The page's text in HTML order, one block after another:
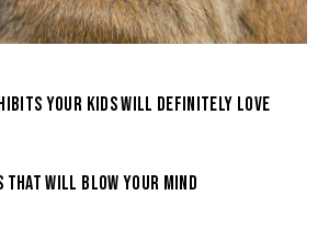
YOUR KIDS WILL DEFINITELY LOVE
THAT WILL BLOW YOUR MIND